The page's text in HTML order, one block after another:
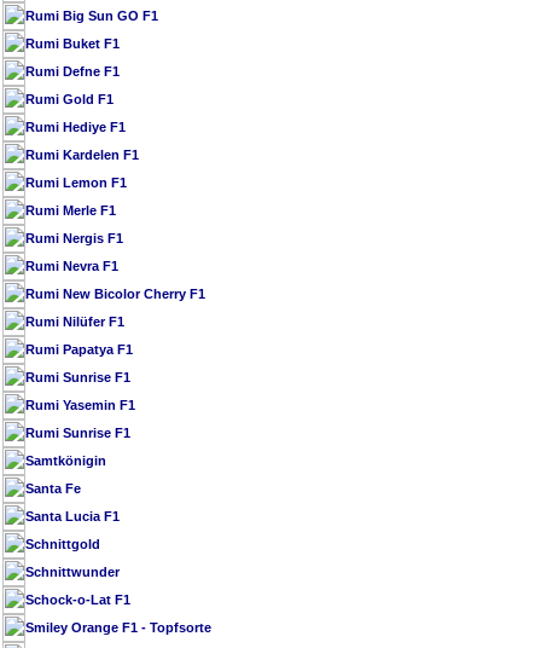
Rumi Big Sun GO F1
Rumi Buket F1
Rumi Defne F1
Rumi Gold F1
Rumi Hediye F1
Rumi Kardelen F1
Rumi Lemon F1
Rumi Merle F1
Rumi Nergis F1
Rumi Nevra F1
Rumi New Bicolor Cherry F1
Rumi Nilüfer F1
Rumi Papatya F1
Rumi Sunrise F1
Rumi Yasemin F1
Rumi Sunrise F1
Samtkönigin
Santa Fe
Santa Lucia F1
Schnittgold
Schnittwunder
Schock-o-Lat F1
Smiley Orange F1 - Topfsorte